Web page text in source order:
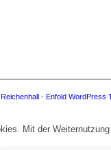
- Enfold WordPress
Mit der